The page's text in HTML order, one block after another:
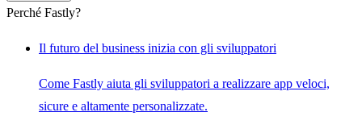
Perché Fastly?
Il futuro del business inizia con gli sviluppatori
Come Fastly aiuta gli sviluppatori a realizzare app veloci,
sicure e altamente personalizzate.